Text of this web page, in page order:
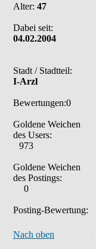
Alter: 47
Dabei seit:
04.02.2004
Stadt / Stadtteil:
I-Arzl
Bewertungen:0
Goldene Weichen
des Users:
973
Goldene Weichen
des Postings:
0
Posting-Bewertung:
Nach oben